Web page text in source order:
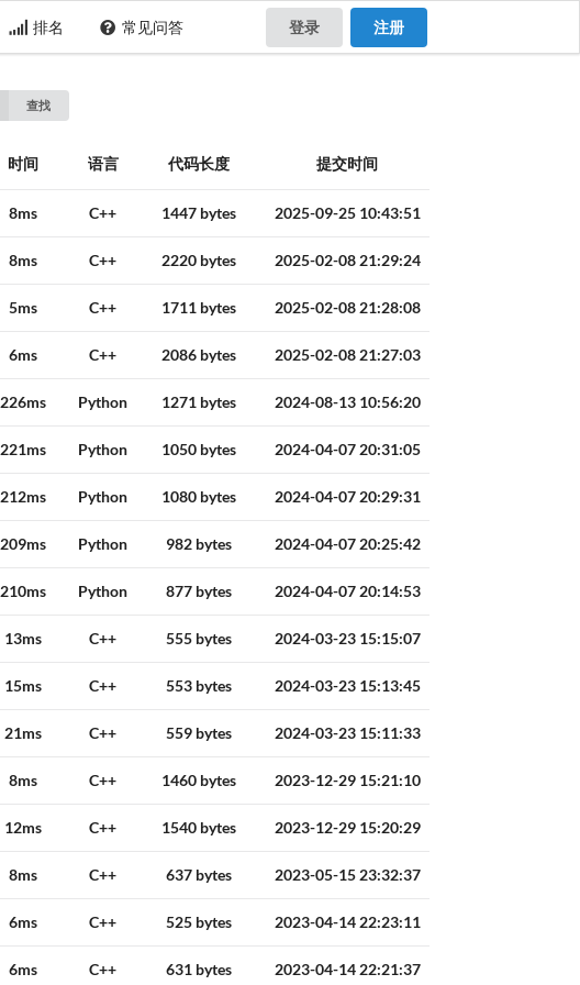
排名 常见问答 登录 注册
查找
时间 语言 代码长度 提交时间
8ms C++ 1447 bytes 2025-09-25 10:43:51
8ms C++ 2220 bytes 2025-02-08 21:29:24
5ms C++ 1711 bytes 2025-02-08 21:28:08
6ms C++ 2086 bytes 2025-02-08 21:27:03
226ms Python 1271 bytes 2024-08-13 10:56:20
221ms Python 1050 bytes 2024-04-07 20:31:05
212ms Python 1080 bytes 2024-04-07 20:29:31
209ms Python 982 bytes 2024-04-07 20:25:42
210ms Python 877 bytes 2024-04-07 20:14:53
13ms C++ 555 bytes 2024-03-23 15:15:07
15ms C++ 553 bytes 2024-03-23 15:13:45
21ms C++ 559 bytes 2024-03-23 15:11:33
8ms C++ 1460 bytes 2023-12-29 15:21:10
12ms C++ 1540 bytes 2023-12-29 15:20:29
8ms C++ 637 bytes 2023-05-15 23:32:37
6ms C++ 525 bytes 2023-04-14 22:23:11
6ms C++ 631 bytes 2023-04-14 22:21:37